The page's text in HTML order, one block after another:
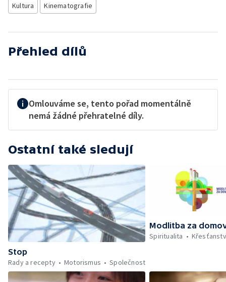
Kultura Kinematografie
Přehled dílů
Omlouváme se, tento pořad momentálně
nemá žádné přehratelné díly.
Ostatní také sledují
Stop
Rady a recepty
Motorismus Společnost
Modlitba za
Spiritualita